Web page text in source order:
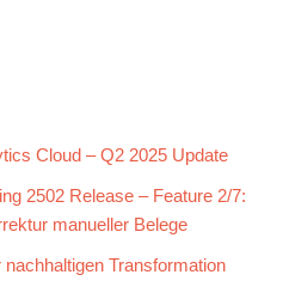
Cloud – Q2 2025 Update
2502 Release – Feature 2/7:
manueller Belege
Transformation